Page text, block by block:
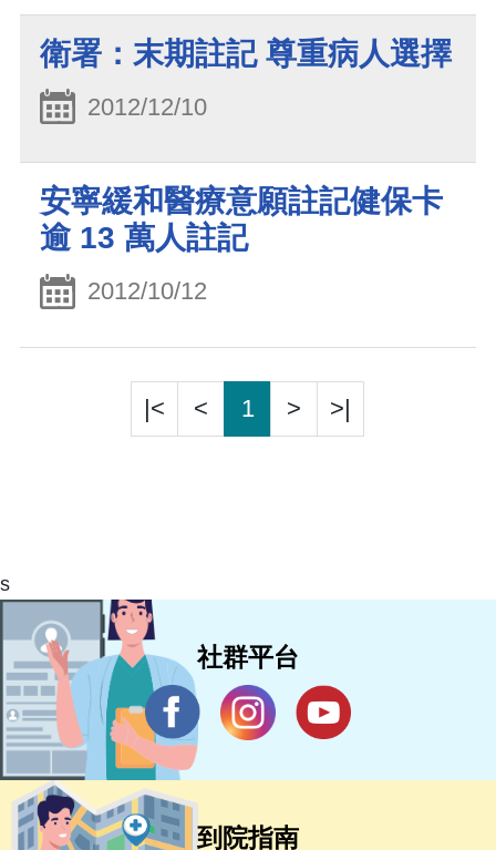
衛署：末期註記 尊重病人選擇
2012/12/10
安寧緩和醫療意願註記健保卡
逾 13 萬人註記
2012/10/12
|< < 1 > >|
s
社群平台
到院指南